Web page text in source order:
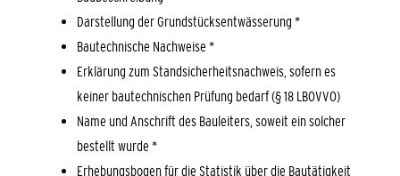
Darstellung der Grundstücksentwässerung *
Bautechnische Nachweise *
Erklärung zum Standsicherheitsnachweis, sofern es
keiner bautechnischen Prüfung bedarf (§ 18 LBOVVO)
Name und Anschrift des Bauleiters, soweit ein solcher
bestellt wurde *
Erhebungsbogen für die Statistik über die Bautätigkeit